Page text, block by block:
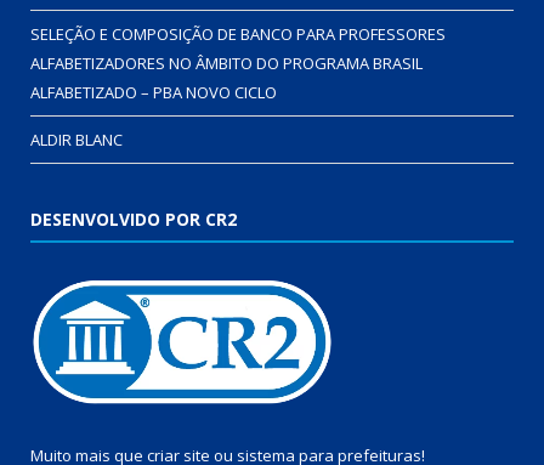
SELEÇÃO E COMPOSIÇÃO DE BANCO PARA PROFESSORES
ALFABETIZADORES NO ÂMBITO DO PROGRAMA BRASIL
ALFABETIZADO – PBA NOVO CICLO
ALDIR BLANC
DESENVOLVIDO POR CR2
Muito mais que criar site ou sistema para prefeituras!